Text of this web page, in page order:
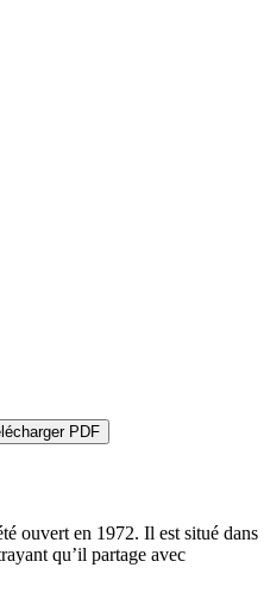
PDF
ouvert en 1972. Il est situé dans
qu’il partage avec